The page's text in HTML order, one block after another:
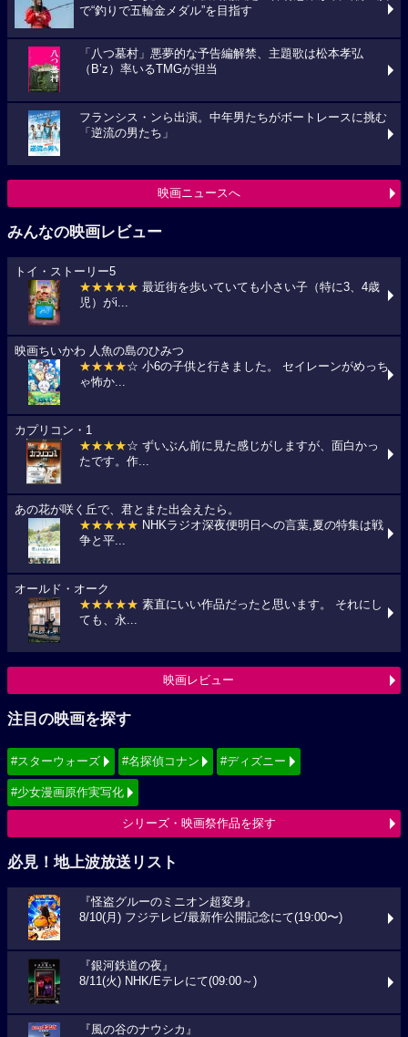
で“釣りで五輪金メダル”を目指す
「八つ墓村」悪夢的な予告編解禁、主題歌は松本孝弘
（B’z）率いるTMGが担当
フランシス・ンら出演。中年男たちがボートレースに挑む
「逆流の男たち」
映画ニュースへ
みんなの映画レビュー
トイ・ストーリー5
★★★★★ 最近街を歩いていても小さい子（特に3、4歳
児）がi...
映画ちいかわ 人魚の島のひみつ
★★★★☆ 小6の子供と行きました。 セイレーンがめっち
ゃ怖か...
カプリコン・1
★★★★☆ ずいぶん前に見た感じがしますが、面白かっ
たです。作...
あの花が咲く丘で、君とまた出会えたら。
★★★★★ NHKラジオ深夜便明日への言葉,夏の特集は戦
争と平...
オールド・オーク
★★★★★ 素直にいい作品だったと思います。 それにし
ても、永...
映画レビュー
注目の映画を探す
#スターウォーズ #名探偵コナン #ディズニー
#少女漫画原作実写化
シリーズ・映画祭作品を探す
必見！地上波放送リスト
『怪盗グルーのミニオン超変身』
8/10(月) フジテレビ/最新作公開記念にて(19:00〜)
『銀河鉄道の夜』
8/11(火) NHK/Eテレにて(09:00～)
『風の谷のナウシカ』